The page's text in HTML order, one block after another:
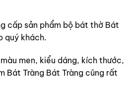
cấp sản phẩm bộ bát thờ Bát
quý khách.
men, kiểu dáng, kích thước,
Bát Tràng Bát Tràng cũng rất